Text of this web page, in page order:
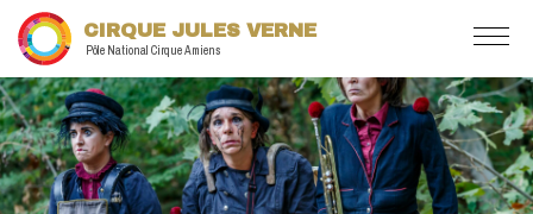
CIRQUE JULES VERNE
Pôle National Cirque Amiens